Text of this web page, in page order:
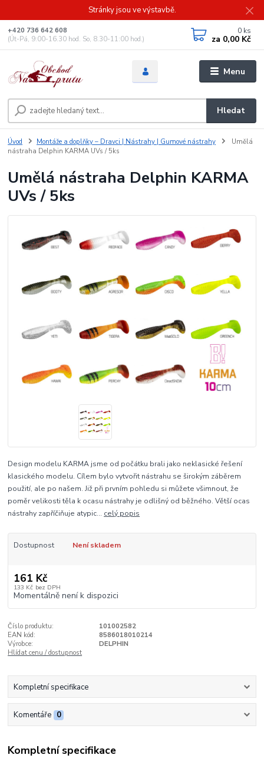
Stránky jsou ve výstavbě.
Menu
Hledat
+420 736 642 608
(Út-Pá, 9:00-16.30 hod. So, 8.30-11:00 hod.)
0 ks
za 0,00 Kč
Úvod Montáže a doplňky – Dravci | Nástrahy | Gumové nástrahy
Umělá
nástraha Delphin KARMA UVs / 5ks
Umělá nástraha Delphin KARMA
UVs / 5ks
Design modelu KARMA jsme od počátku brali jako neklasické řešení
klasického modelu. Cílem bylo vytvořit nástrahu se širokým záběrem
použití, ale po našem. Již při prvním pohledu si můžete všimnout, že
poměr velikosti těla k ocasu nástrahy je odlišný od běžného. Větší ocas
nástrahy zapříčiňuje atypic... celý popis
Dostupnost Není skladem
161 Kč
133 Kč bez DPH
Momentálně není k dispozici
Číslo produktu:
101002582
EAN kód:
8586018010214
Výrobce:
DELPHIN
Hlídat cenu / dostupnost
Kompletní specifikace
Komentáře 0
Kompletní specifikace